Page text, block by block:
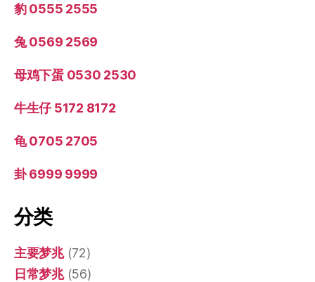
豹 0555 2555
兔 0569 2569
母鸡下蛋 0530 2530
牛生仔 5172 8172
龟 0705 2705
卦 6999 9999
分类
主要梦兆(72)
日常梦兆(56)